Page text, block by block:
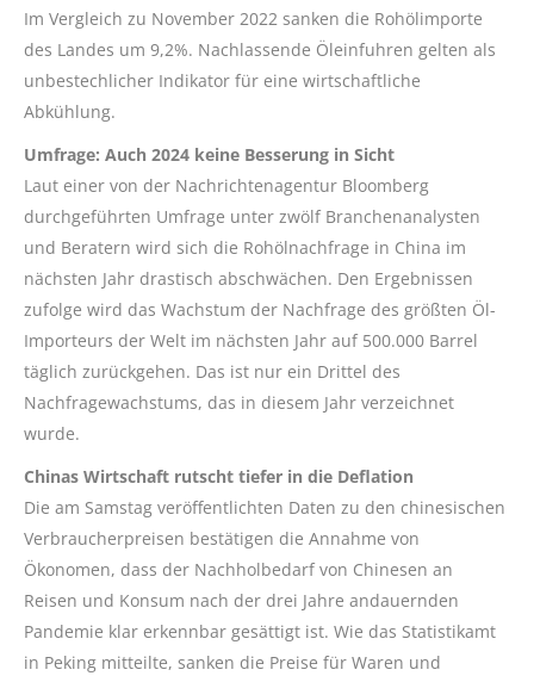
Im Vergleich zu November 2022 sanken die Rohölimporte
des Landes um 9,2%. Nachlassende Öleinfuhren gelten als
unbestechlicher Indikator für eine wirtschaftliche
Abkühlung.
Umfrage: Auch 2024 keine Besserung in Sicht
Laut einer von der Nachrichtenagentur Bloomberg
durchgeführten Umfrage unter zwölf Branchenanalysten
und Beratern wird sich die Rohölnachfrage in China im
nächsten Jahr drastisch abschwächen. Den Ergebnissen
zufolge wird das Wachstum der Nachfrage des größten Öl-
Importeurs der Welt im nächsten Jahr auf 500.000 Barrel
täglich zurückgehen. Das ist nur ein Drittel des
Nachfragewachstums, das in diesem Jahr verzeichnet
wurde.
Chinas Wirtschaft rutscht tiefer in die Deflation
Die am Samstag veröffentlichten Daten zu den chinesischen
Verbraucherpreisen bestätigen die Annahme von
Ökonomen, dass der Nachholbedarf von Chinesen an
Reisen und Konsum nach der drei Jahre andauernden
Pandemie klar erkennbar gesättigt ist. Wie das Statistikamt
in Peking mitteilte, sanken die Preise für Waren und